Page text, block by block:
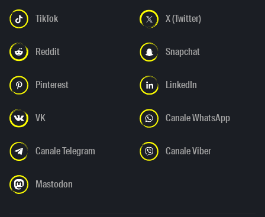
TikTok X (Twitter)
Reddit Snapchat
Pinterest LinkedIn
VK Canale WhatsApp
Canale Telegram Canale Viber
Mastodon